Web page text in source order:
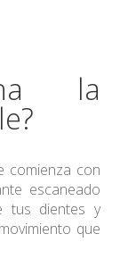
la
comienza con
escaneado
tus dientes y
que